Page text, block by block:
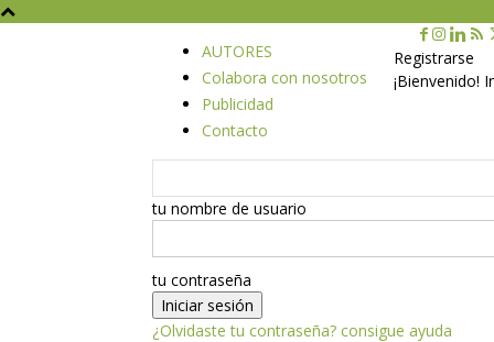
AUTORES
Colabora con nosotros
Publicidad
Contacto
Registrarse
¡Bienvenido!
tu nombre de usuario
tu contraseña
¿Olvidaste tu contraseña? consigue ayuda